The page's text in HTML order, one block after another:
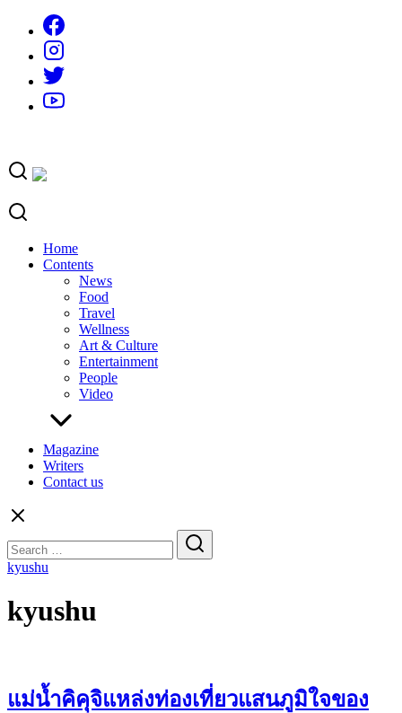
content
Home
Contents
News
Food
Travel
Wellness
Art & Culture
Entertainment
People
Video
Magazine
Writers
Contact us
for:
kyushu
kyushu
แม่น้ำคิคุจิแหล่งท่องเที่ยวแสนภูมิใจของ